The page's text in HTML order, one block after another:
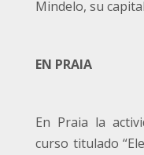
Mindelo, su
EN PRAIA
En Praia la
curso titulado